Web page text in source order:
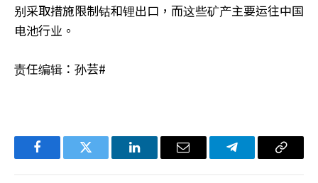
别采取措施限制钴和锂出口，而这些矿产主要运往中国
电池行业。
责任编辑：孙芸#
FacebookTwitter LinkedIn电
Telegram复